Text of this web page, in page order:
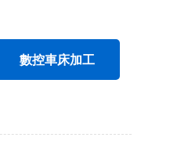
數控車床加工
鏽鋼件數控車（chē）床加工